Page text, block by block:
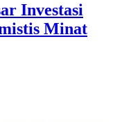
Investasi
Minat